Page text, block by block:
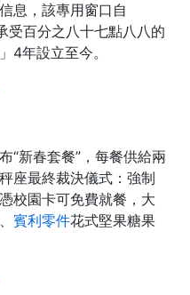
息，該專用窗口自
受百分之八十七點八八的
4年設立至今。
“新春套餐”，每餐供給兩
座最終裁決儀式：強制
校園卡可免費就餐，大
賓利零件花式堅果糖果